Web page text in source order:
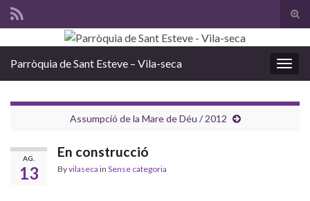
Search for:
Parròquia de Sant Esteve – Vila-seca
Assumpció de la Mare de Déu / 2012
AG.
13
En construcció
Byvilaseca in Sense categoria